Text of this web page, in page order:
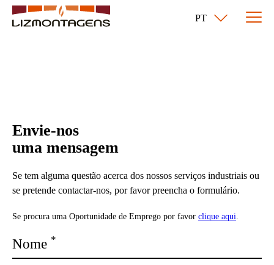
PT
Envie-nos
uma mensagem
Se tem alguma questão acerca dos nossos serviços industriais ou
se pretende contactar-nos, por favor preencha o formulário.
Se procura uma Oportunidade de Emprego por favor clique aqui.
Nome *